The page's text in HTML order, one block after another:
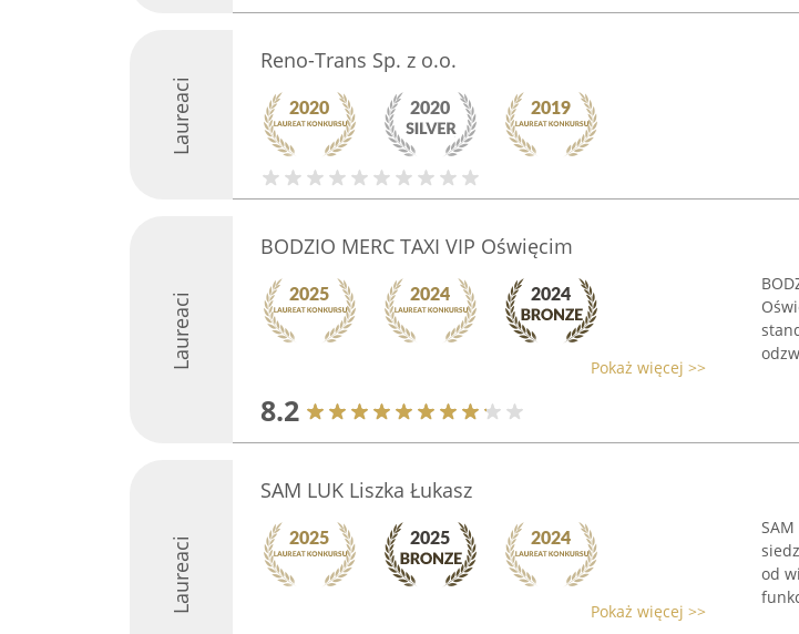
Laureaci
Reno-Trans Sp. z o.o.
Laureaci
BODZIO MERC TAXI VIP Oświęcim
Pokaż więcej >>
8.2
Laureaci
SAM LUK Liszka Łukasz
Pokaż więcej >>
od